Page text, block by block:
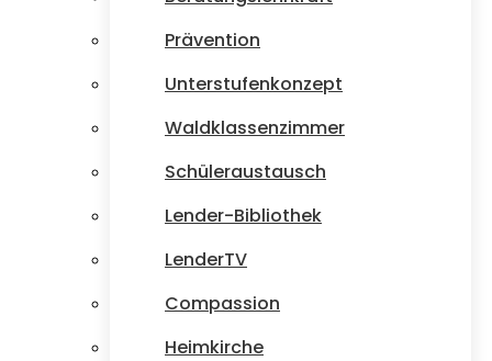
Prävention
Unterstufenkonzept
Waldklassenzimmer
Schüleraustausch
Lender-Bibliothek
LenderTV
Compassion
Heimkirche